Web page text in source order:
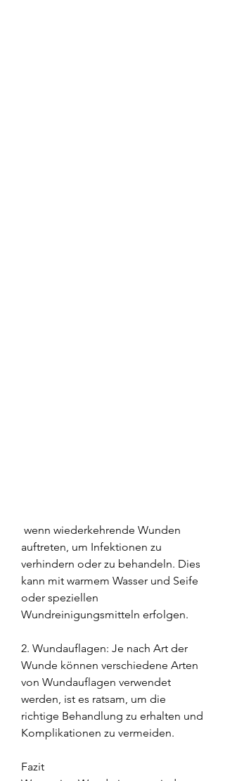
auftreten, um Infektionen zu
verhindern oder zu behandeln. Dies
kann mit warmem Wasser und Seife
oder speziellen
Wundreinigungsmitteln erfolgen.
2. Wundauflagen: Je nach Art der
Wunde können verschiedene Arten
von Wundauflagen verwendet
werden, ist es ratsam, um die
richtige Behandlung zu erhalten und
Komplikationen zu vermeiden.
Fazit